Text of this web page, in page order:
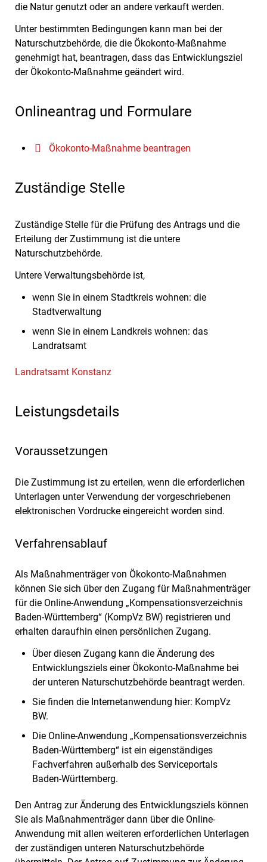
die Natur genutzt oder an andere verkauft werden.
Unter bestimmten Bedingungen kann man bei der
Naturschutzbehörde, die die Ökokonto-Maßnahme
genehmigt hat, beantragen, dass das Entwicklungsziel
der Ökokonto-Maßnahme geändert wird.
Onlineantrag und Formulare
Ökokonto-Maßnahme beantragen
Zuständige Stelle
Zuständige Stelle für die Prüfung des Antrags und die
Erteilung der Zustimmung ist die untere
Naturschutzbehörde.
Untere Verwaltungsbehörde ist,
wenn Sie in einem Stadtkreis wohnen: die
Stadtverwaltung
wenn Sie in einem Landkreis wohnen: das
Landratsamt
Landratsamt Konstanz
Leistungsdetails
Voraussetzungen
Die Zustimmung ist zu erteilen, wenn die erforderlichen
Unterlagen unter Verwendung der vorgeschriebenen
elektronischen Vordrucke eingereicht worden sind.
Verfahrensablauf
Als Maßnahmenträger von Ökokonto-Maßnahmen
können Sie sich über den Zugang für Maßnahmenträger
für die Online-Anwendung „Kompensationsverzeichnis
Baden-Württemberg“ (KompVz BW) registrieren und
erhalten daraufhin einen persönlichen Zugang.
Über diesen Zugang kann die Änderung des
Entwicklungsziels einer Ökokonto-Maßnahme bei
der unteren Naturschutzbehörde beantragt werden.
Sie finden die Internetanwendung hier: KompVz
BW.
Die Online-Anwendung „Kompensationsverzeichnis
Baden-Württemberg“ ist ein eigenständiges
Fachverfahren außerhalb des Serviceportals
Baden-Württemberg.
Den Antrag zur Änderung des Entwicklungsziels können
Sie als Maßnahmenträger dann über die Online-
Anwendung mit allen weiteren erforderlichen Unterlagen
der zuständigen unteren Naturschutzbehörde